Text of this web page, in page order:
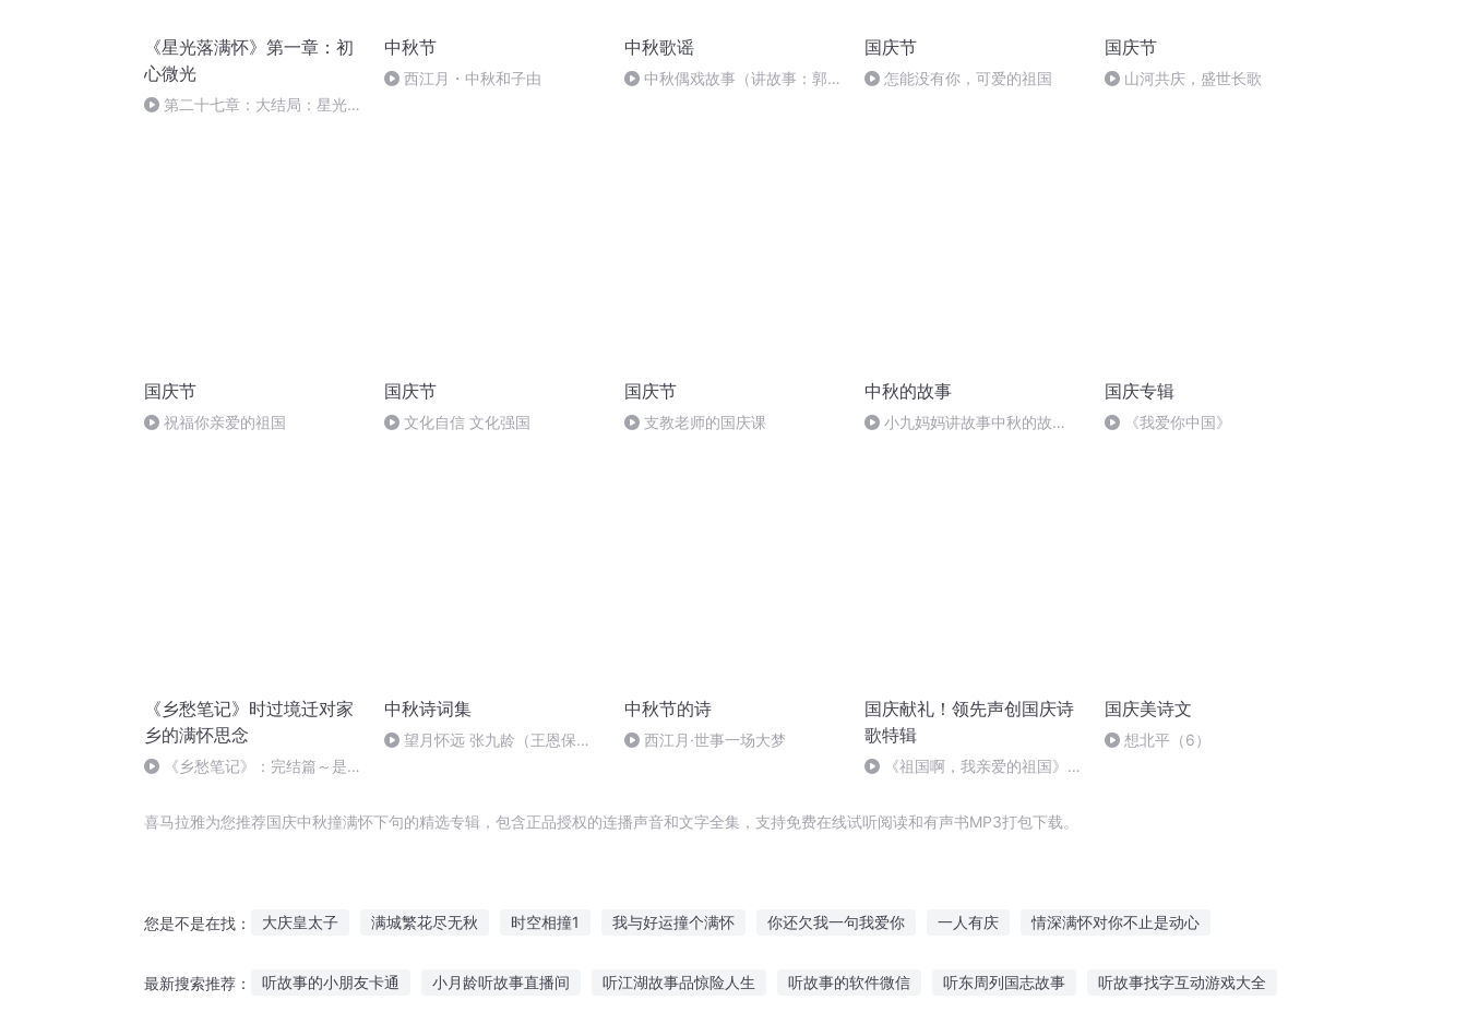
《星光落满怀》第一章：初
心微光
第二十七章：大结局：星光落
中秋节
西江月・中秋和子由
中秋歌谣
中秋偶戏故事（讲故事：郭
国庆节
怎能没有你，可爱的祖国
国庆节
山河共庆，盛世长歌
国庆节
祝福你亲爱的祖国
国庆节
文化自信 文化强国
国庆节
支教老师的国庆课
中秋的故事
小九妈妈讲故事中秋的故
国庆专辑
《我爱你中国》
《乡愁笔记》时过境迁对家
乡的满怀思念
《乡愁笔记》：完结篇～是故
故乡——代后记
中秋诗词集
望月怀远 张九龄（王恩保吟
中秋节的诗
西江月·世事一场大梦
国庆献礼！领先声创国庆诗
歌特辑
《祖国啊，我亲爱的祖国》温
国庆美诗文
想北平（6）
喜马拉雅为您推荐国庆中秋撞满怀下句的精选专辑，包含正品授权的连播声音和文字全集，支持免费在线试听阅读和有声书MP3打包下载。
您是不是在找： 大庆皇太子 满城繁花尽无秋 时空相撞1 我与好运撞个满怀 你还欠我一句我爱你 一人有庆 情深满怀对你不止是动心
最新搜索推荐： 听故事的小朋友卡通 小月龄听故事直播间 听江湖故事品惊险人生 听故事的软件微信 听东周列国志故事 听故事找字互动游戏大全